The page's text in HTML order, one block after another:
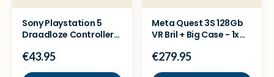
Sony Playstation 5
Draadloze Controller
€43.95
Meta Quest 3S 128Gb
VR Bril + Big Case - 1x
€279.95